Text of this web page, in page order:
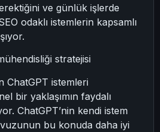
ve günlük işlerde
odaklı istemlerin kapsamlı
stratejisi
ChatGPT istemleri
bir yaklaşımın faydalı
ChatGPT’nin kendi istem
bu konuda daha iyi